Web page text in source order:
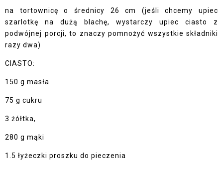
na tortownicę o średnicy 26 cm (jeśli chcemy upiec
szarlotkę na dużą blachę, wystarczy upiec ciasto z
podwójnej porcji, to znaczy pomnożyć wszystkie składniki
razy dwa)
CIASTO:
150 g masła
75 g cukru
3 żółtka,
280 g mąki
1.5 łyżeczki proszku do pieczenia